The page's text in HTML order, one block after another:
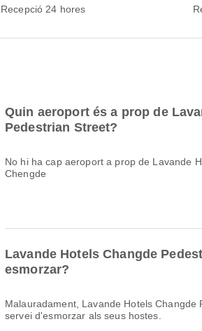
Recepció 24 hores
Quin aeroport és a prop de
Pedestrian Street?
No hi ha cap aeroport a prop de Lavande
Chengde
Lavande Hotels Changde
esmorzar?
Malauradament, Lavande Hotels
servei d'esmorzar als seus hostes.